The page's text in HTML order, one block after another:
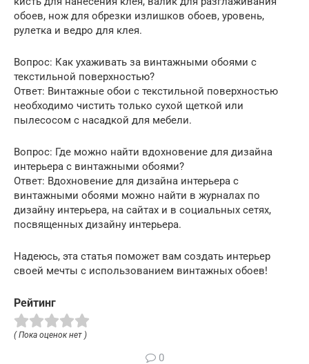
обоев, нож для обрезки излишков обоев, уровень,
рулетка и ведро для клея.
Вопрос: Как ухаживать за винтажными обоями с
текстильной поверхностью?
Ответ: Винтажные обои с текстильной поверхностью
необходимо чистить только сухой щеткой или
пылесосом с насадкой для мебели.
Вопрос: Где можно найти вдохновение для дизайна
интерьера с винтажными обоями?
Ответ: Вдохновение для дизайна интерьера с
винтажными обоями можно найти в журналах по
дизайну интерьера, на сайтах и в социальных сетях,
посвященных дизайну интерьера.
Надеюсь, эта статья поможет вам создать интерьер
своей мечты с использованием винтажных обоев!
Рейтинг
( Пока оценок нет )
0